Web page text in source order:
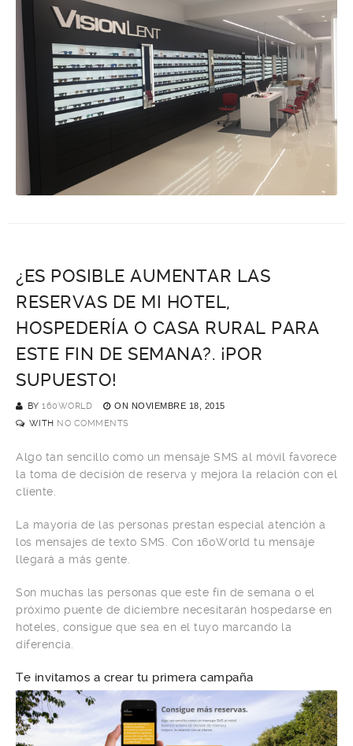
¿ES POSIBLE AUMENTAR LAS
RESERVAS DE MI HOTEL,
HOSPEDERÍA O CASA RURAL PARA
ESTE FIN DE SEMANA?. ¡POR
SUPUESTO!
BY 160WORLD ON NOVIEMBRE 18, 2015
WITH NO COMMENTS
Algo tan sencillo como un mensaje SMS al móvil favorece
la toma de decisión de reserva y mejora la relación con el
cliente.
La mayoría de las personas prestan especial atención a
los mensajes de texto SMS. Con 160World tu mensaje
llegará a más gente.
Son muchas las personas que este fin de semana o el
próximo puente de diciembre necesitarán hospedarse en
hoteles, consigue que sea en el tuyo marcando la
diferencia.
Te invitamos a crear tu primera campaña